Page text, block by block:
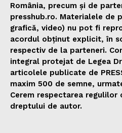
România, precum și de
presshub.ro. Materialele
grafică, video) nu pot fi
acordul obținut explicit, în
respectiv de la parteneri.
integral protejat de Legea
articolele publicate de
maxim 500 de semne,
Cerem respectarea
dreptului de autor.